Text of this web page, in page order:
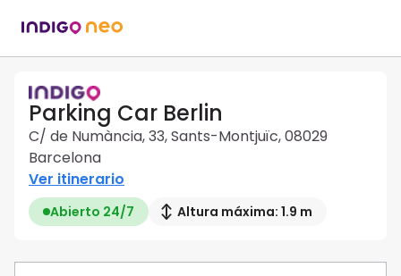
Parking Car Berlin
C/ de Numància, 33, Sants-Montjuïc, 08029
Barcelona
Ver itinerario
Abierto 24/7 Altura máxima: 1.9 m